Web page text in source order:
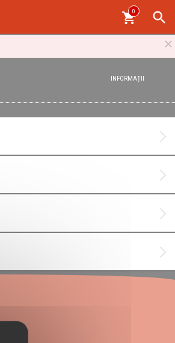
0
INFORMAȚII